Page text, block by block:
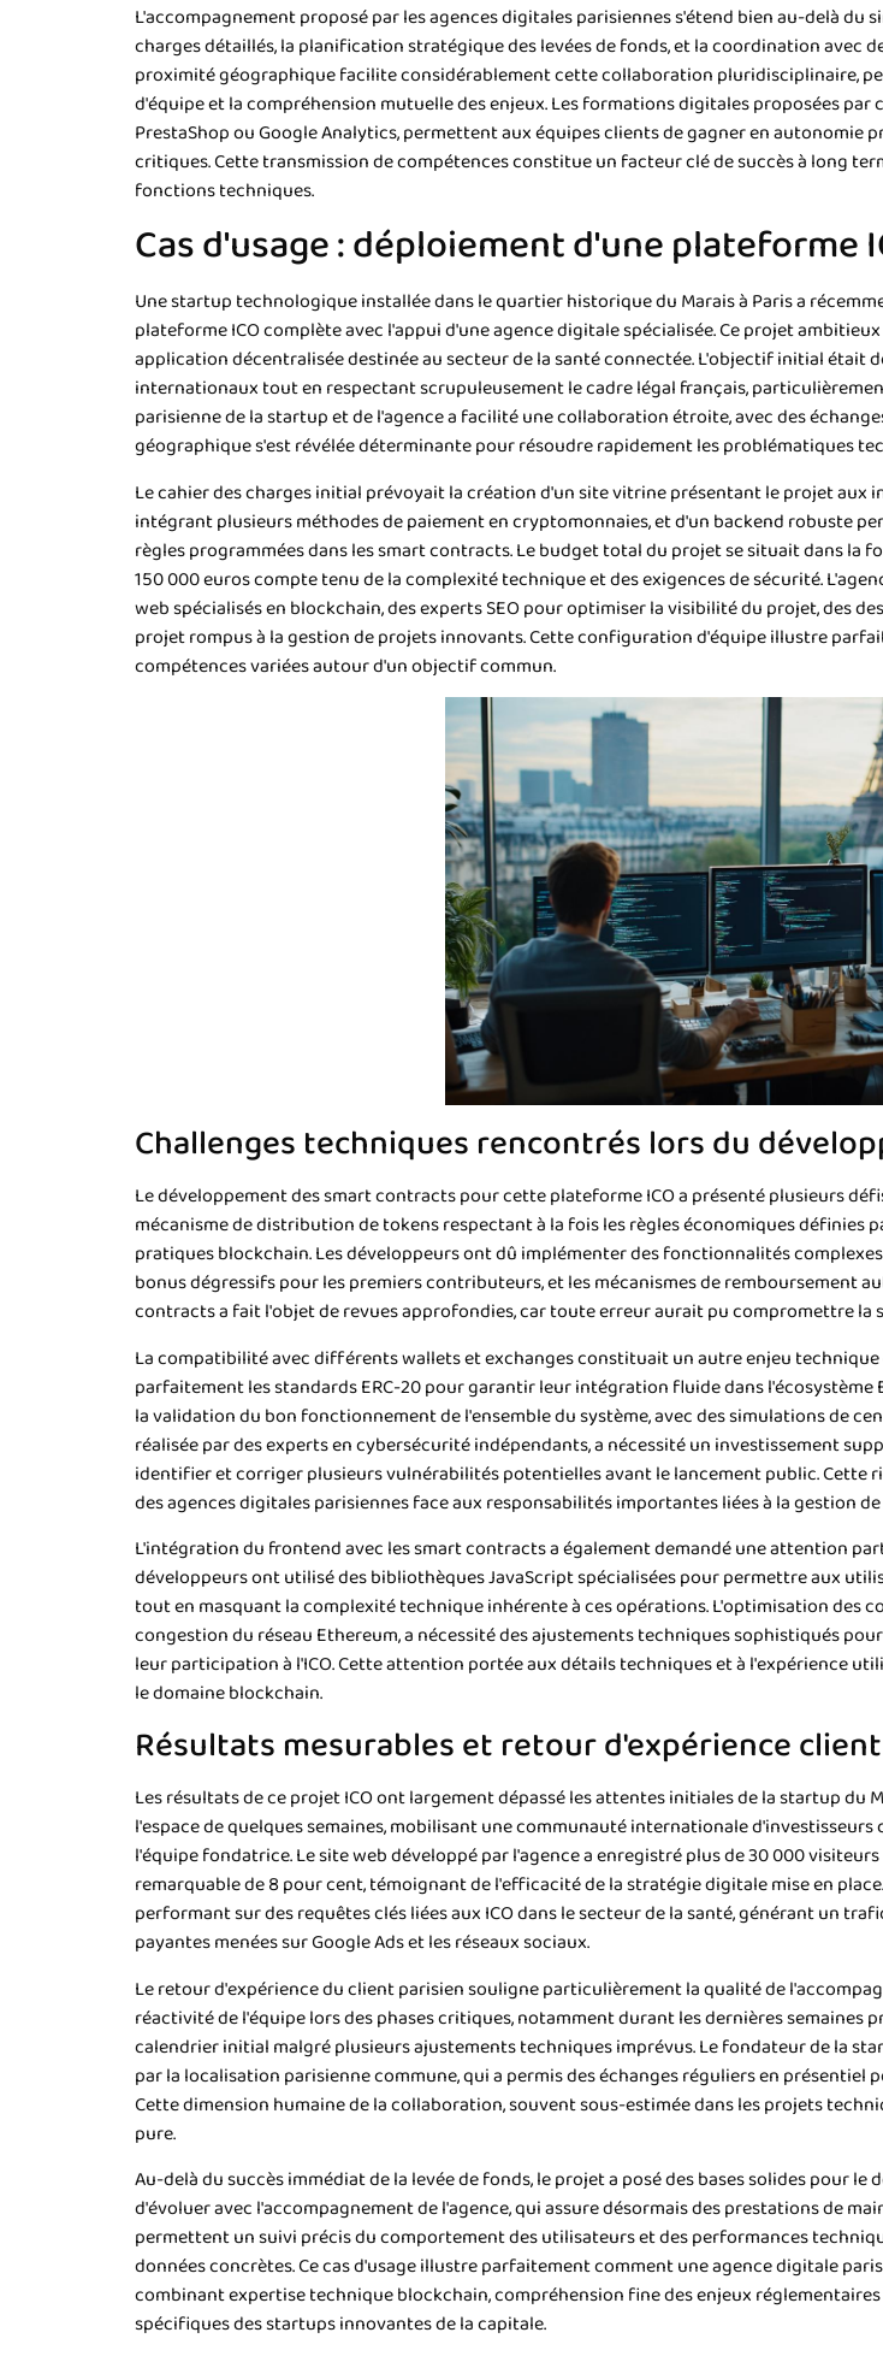
L'accompagnement proposé par les agences digitales parisiennes s'étend bien au-delà
charges détaillés, la planification stratégique des levées de fonds, et la coordination avec
proximité géographique facilite considérablement cette collaboration pluridisciplinaire,
d'équipe et la compréhension mutuelle des enjeux. Les formations digitales proposées par
PrestaShop ou Google Analytics, permettent aux équipes clients de gagner en
critiques. Cette transmission de compétences constitue un facteur clé de succès à long
fonctions techniques.
Cas d'usage : déploiement d'une plateforme
Une startup technologique installée dans le quartier historique du Marais à Paris a
plateforme ICO complète avec l'appui d'une agence digitale spécialisée. Ce projet
application décentralisée destinée au secteur de la santé connectée. L'objectif initial était
internationaux tout en respectant scrupuleusement le cadre légal français,
parisienne de la startup et de l'agence a facilité une collaboration étroite, avec des
géographique s'est révélée déterminante pour résoudre rapidement les problématiques
Le cahier des charges initial prévoyait la création d'un site vitrine présentant le projet
intégrant plusieurs méthodes de paiement en cryptomonnaies, et d'un backend robuste
règles programmées dans les smart contracts. Le budget total du projet se situait dans la
150 000 euros compte tenu de la complexité technique et des exigences de sécurité.
web spécialisés en blockchain, des experts SEO pour optimiser la visibilité du projet, des
projet rompus à la gestion de projets innovants. Cette configuration d'équipe illustre
compétences variées autour d'un objectif commun.
Challenges techniques rencontrés lors du
Le développement des smart contracts pour cette plateforme ICO a présenté plusieurs
mécanisme de distribution de tokens respectant à la fois les règles économiques définies
pratiques blockchain. Les développeurs ont dû implémenter des fonctionnalités
bonus dégressifs pour les premiers contributeurs, et les mécanismes de remboursement
contracts a fait l'objet de revues approfondies, car toute erreur aurait pu compromettre la
La compatibilité avec différents wallets et exchanges constituait un autre enjeu technique
parfaitement les standards ERC-20 pour garantir leur intégration fluide dans
la validation du bon fonctionnement de l'ensemble du système, avec des simulations de
réalisée par des experts en cybersécurité indépendants, a nécessité un investissement
identifier et corriger plusieurs vulnérabilités potentielles avant le lancement public. Cette
des agences digitales parisiennes face aux responsabilités importantes liées à la gestion
L'intégration du frontend avec les smart contracts a également demandé une attention
développeurs ont utilisé des bibliothèques JavaScript spécialisées pour permettre aux
tout en masquant la complexité technique inhérente à ces opérations. L'optimisation
congestion du réseau Ethereum, a nécessité des ajustements techniques sophistiqués
leur participation à l'ICO. Cette attention portée aux détails techniques et à l'expérience
le domaine blockchain.
Résultats mesurables et retour d'expérience
Les résultats de ce projet ICO ont largement dépassé les attentes initiales de la startup du
l'espace de quelques semaines, mobilisant une communauté internationale
l'équipe fondatrice. Le site web développé par l'agence a enregistré plus de 30 000
remarquable de 8 pour cent, témoignant de l'efficacité de la stratégie digitale mise en
performant sur des requêtes clés liées aux ICO dans le secteur de la santé, générant un
payantes menées sur Google Ads et les réseaux sociaux.
Le retour d'expérience du client parisien souligne particulièrement la qualité de
réactivité de l'équipe lors des phases critiques, notamment durant les dernières
calendrier initial malgré plusieurs ajustements techniques imprévus. Le fondateur de la
par la localisation parisienne commune, qui a permis des échanges réguliers en
Cette dimension humaine de la collaboration, souvent sous-estimée dans les projets
pure.
Au-delà du succès immédiat de la levée de fonds, le projet a posé des bases solides pour
d'évoluer avec l'accompagnement de l'agence, qui assure désormais des prestations de
permettent un suivi précis du comportement des utilisateurs et des performances
données concrètes. Ce cas d'usage illustre parfaitement comment une agence digitale
combinant expertise technique blockchain, compréhension fine des enjeux
spécifiques des startups innovantes de la capitale.